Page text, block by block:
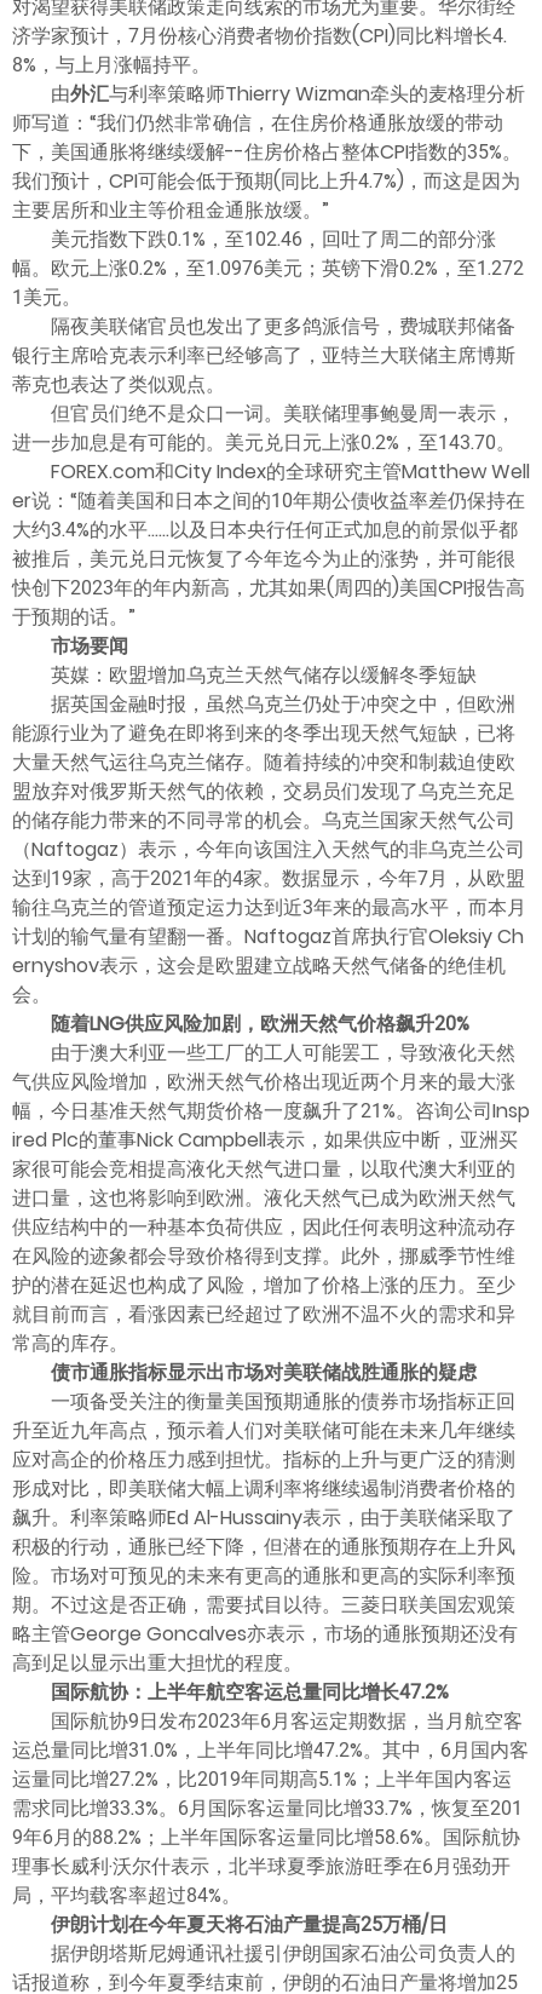
对渴望获得美联储政策走向线索的市场尤为重要。华尔街经
济学家预计，7月份核心消费者物价指数(CPI)同比料增长4.
8%，与上月涨幅持平。
由外汇与利率策略师Thierry Wizman牵头的麦格理分析
师写道：“我们仍然非常确信，在住房价格通胀放缓的带动
下，美国通胀将继续缓解--住房价格占整体CPI指数的35%。
我们预计，CPI可能会低于预期(同比上升4.7%)，而这是因为
主要居所和业主等价租金通胀放缓。”
美元指数下跌0.1%，至102.46，回吐了周二的部分涨
幅。欧元上涨0.2%，至1.0976美元；英镑下滑0.2%，至1.272
1美元。
隔夜美联储官员也发出了更多鸽派信号，费城联邦储备
银行主席哈克表示利率已经够高了，亚特兰大联储主席博斯
蒂克也表达了类似观点。
但官员们绝不是众口一词。美联储理事鲍曼周一表示，
进一步加息是有可能的。美元兑日元上涨0.2%，至143.70。
FOREX.com和City Index的全球研究主管Matthew Well
er说：“随着美国和日本之间的10年期公债收益率差仍保持在
大约3.4%的水平......以及日本央行任何正式加息的前景似乎都
被推后，美元兑日元恢复了今年迄今为止的涨势，并可能很
快创下2023年的年内新高，尤其如果(周四的)美国CPI报告高
于预期的话。”
市场要闻
英媒：欧盟增加乌克兰天然气储存以缓解冬季短缺
据英国金融时报，虽然乌克兰仍处于冲突之中，但欧洲
能源行业为了避免在即将到来的冬季出现天然气短缺，已将
大量天然气运往乌克兰储存。随着持续的冲突和制裁迫使欧
盟放弃对俄罗斯天然气的依赖，交易员们发现了乌克兰充足
的储存能力带来的不同寻常的机会。乌克兰国家天然气公司
（Naftogaz）表示，今年向该国注入天然气的非乌克兰公司
达到19家，高于2021年的4家。数据显示，今年7月，从欧盟
输往乌克兰的管道预定运力达到近3年来的最高水平，而本月
计划的输气量有望翻一番。Naftogaz首席执行官Oleksiy Ch
ernyshov表示，这会是欧盟建立战略天然气储备的绝佳机
会。
随着LNG供应风险加剧，欧洲天然气价格飙升20%
由于澳大利亚一些工厂的工人可能罢工，导致液化天然
气供应风险增加，欧洲天然气价格出现近两个月来的最大涨
幅，今日基准天然气期货价格一度飙升了21%。咨询公司Insp
ired Plc的董事Nick Campbell表示，如果供应中断，亚洲买
家很可能会竞相提高液化天然气进口量，以取代澳大利亚的
进口量，这也将影响到欧洲。液化天然气已成为欧洲天然气
供应结构中的一种基本负荷供应，因此任何表明这种流动存
在风险的迹象都会导致价格得到支撑。此外，挪威季节性维
护的潜在延迟也构成了风险，增加了价格上涨的压力。至少
就目前而言，看涨因素已经超过了欧洲不温不火的需求和异
常高的库存。
债市通胀指标显示出市场对美联储战胜通胀的疑虑
一项备受关注的衡量美国预期通胀的债券市场指标正回
升至近九年高点，预示着人们对美联储可能在未来几年继续
应对高企的价格压力感到担忧。指标的上升与更广泛的猜测
形成对比，即美联储大幅上调利率将继续遏制消费者价格的
飙升。利率策略师Ed Al-Hussainy表示，由于美联储采取了
积极的行动，通胀已经下降，但潜在的通胀预期存在上升风
险。市场对可预见的未来有更高的通胀和更高的实际利率预
期。不过这是否正确，需要拭目以待。三菱日联美国宏观策
略主管George Goncalves亦表示，市场的通胀预期还没有
高到足以显示出重大担忧的程度。
国际航协：上半年航空客运总量同比增长47.2%
国际航协9日发布2023年6月客运定期数据，当月航空客
运总量同比增31.0%，上半年同比增47.2%。其中，6月国内客
运量同比增27.2%，比2019年同期高5.1%；上半年国内客运
需求同比增33.3%。6月国际客运量同比增33.7%，恢复至201
9年6月的88.2%；上半年国际客运量同比增58.6%。国际航协
理事长威利·沃尔什表示，北半球夏季旅游旺季在6月强劲开
局，平均载客率超过84%。
伊朗计划在今年夏天将石油产量提高25万桶/日
据伊朗塔斯尼姆通讯社援引伊朗国家石油公司负责人的
话报道称，到今年夏季结束前，伊朗的石油日产量将增加25